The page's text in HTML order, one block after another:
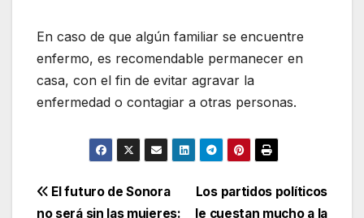
En caso de que algún familiar se encuentre
enfermo, es recomendable permanecer en
casa, con el fin de evitar agravar la
enfermedad o contagiar a otras personas.
Navegación
Los partidos políticos
le cuestan mucho a la
El futuro de Sonora
no será sin las mujeres: